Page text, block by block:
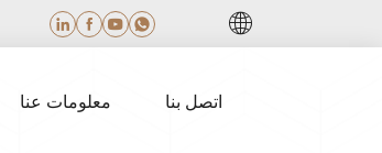
معلومات عنا اتصل بنا